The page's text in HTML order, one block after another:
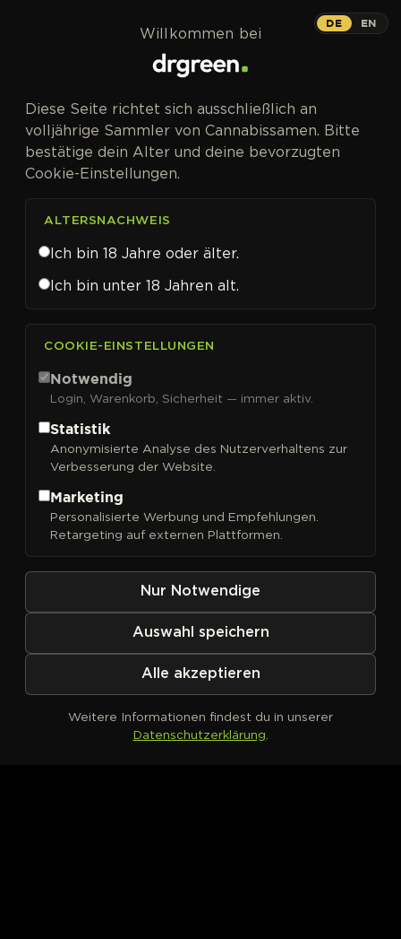
Buddha Seeds
Sortieren nach
Kein Produkt definiert
DE EN
Willkommen bei
Diese Seite richtet sich ausschließlich an
volljährige Sammler von Cannabissamen. Bitte
bestätige dein Alter und deine bevorzugten
Cookie-Einstellungen.
ALTERSNACHWEIS
Ich bin 18 Jahre oder älter.
Ich bin unter 18 Jahren alt.
COOKIE-EINSTELLUNGEN
Notwendig
Login, Warenkorb, Sicherheit — immer aktiv.
Statistik
Anonymisierte Analyse des Nutzerverhaltens zur
Verbesserung der Website.
Marketing
Personalisierte Werbung und Empfehlungen.
Retargeting auf externen Plattformen.
Nur Notwendige
Auswahl speichern
Alle akzeptieren
Weitere Informationen findest du in unserer
Datenschutzerklärung